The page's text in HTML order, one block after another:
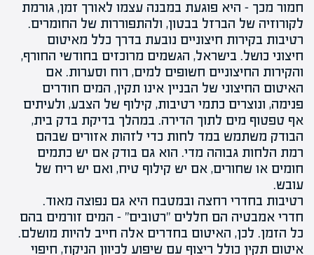
חמור מכך – היא פוגעת במבנה עצמו לאורך זמן, גורמת
לקורוזיה של הברזל בבטון, ולהתפוררות של החומרים.
רטיבות בקירות חיצוניים נובעת בדרך כלל מאיטום
חיצוני כושל. בישראל, הגשמים מרוכזים בחודשי החורף,
והקירות החיצוניים חשופים למים, רוח וסערות. אם
האיטום החיצוני של הבניין אינו תקין, המים חודרים
פנימה, ונוצרים כתמי רטיבות, קילוף של הצבע, ולעיתים
אף טפטוף מים לתוך הדירה. במהלך בדיקת בדק בית,
הבודק משתמש במד לחות כדי לזהות אזורים שבהם
רמת הלחות גבוהה מדי. הוא גם בודק אם יש כתמים
חומים או שחורים, אם יש קילוף טיח, ואם יש ריח של
עובש.
רטיבות בחדרי רחצה ובמטבח היא גם נפוצה מאוד.
חדרי אמבטיה הם חללים "רטובים" – המים זורמים בהם
כל הזמן. לכן, האיטום בחדרים אלה חייב להיות מושלם.
איטום תקין כולל ריצוף עם שיפוע לכיוון הניקוז, חיפוי